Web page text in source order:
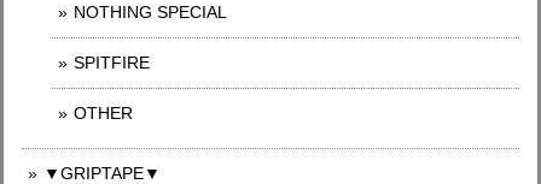
NOTHING SPECIAL
SPITFIRE
OTHER
▼GRIPTAPE▼